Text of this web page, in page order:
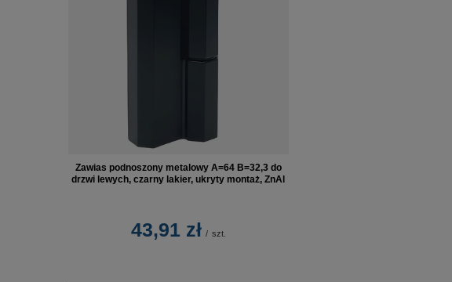
Zawias podnoszony metalowy A=64 B=32,3 do
drzwi lewych, czarny lakier, ukryty montaż, ZnAl
43,91 zł / szt.